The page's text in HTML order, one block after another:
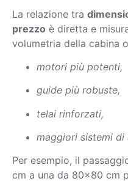
La relazione tra
prezzo è diretta e
volumetria della cabina
motori più potenti,
guide più robuste,
telai rinforzati,
maggiori sistemi di
Per esempio, il
cm a una da 80×80 cm